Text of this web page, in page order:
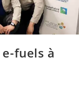
fuels à